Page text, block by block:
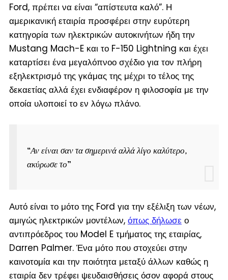
Ford, πρέπει να είναι “απίστευτα καλό”. Η
αμερικανική εταιρία προσφέρει στην ευρύτερη
κατηγορία των ηλεκτρικών αυτοκινήτων ήδη την
Mustang Mach-E και το F-150 Lightning και έχει
καταρτίσει ένα μεγαλόπνοο σχέδιο για τον πλήρη
εξηλεκτρισμό της γκάμας της μέχρι το τέλος της
δεκαετίας αλλά έχει ενδιαφέρον η φιλοσοφία με την
οποία υλοποιεί το εν λόγω πλάνο.
“Αν είναι σαν τα σημερινά αλλά λίγο καλύτερο,
ακύρωσε το”
Αυτό είναι το μότο της Ford για την εξέλιξη των νέων,
αμιγώς ηλεκτρικών μοντέλων, όπως δήλωσε ο
αντιπρόεδρος του Model E τμήματος της εταιρίας,
Darren Palmer. Ένα μότο που στοχεύει στην
καινοτομία και την ποιότητα μεταξύ άλλων καθώς η
εταιρία δεν τρέφει ψευδαισθήσεις όσον αφορά στους